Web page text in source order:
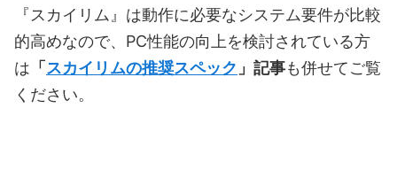
『スカイリム』は動作に必要なシステム要件が比較
的高めなので、PC性能の向上を検討されている方
は 「 スカイリムの推奨スペック 」 記事も併せてご覧
ください。